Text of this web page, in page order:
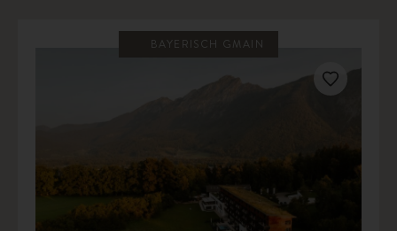
BAYERISCH GMAIN